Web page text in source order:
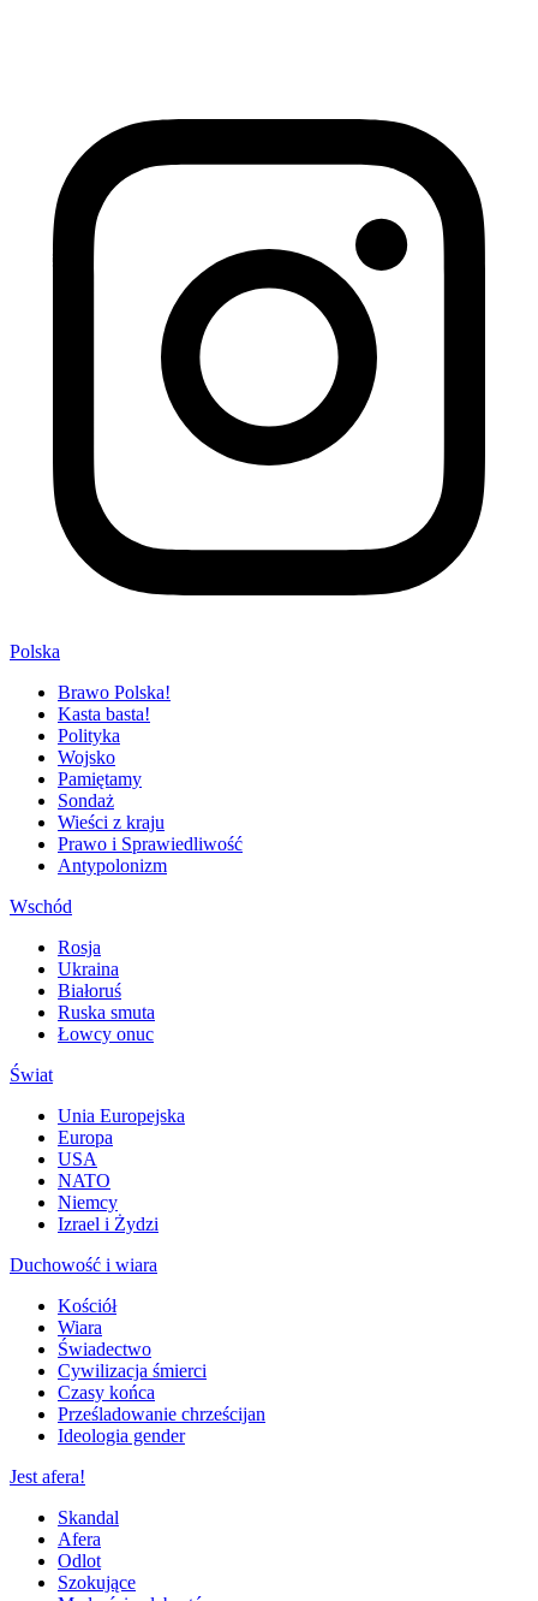
Polska
Brawo Polska!
Kasta basta!
Polityka
Wojsko
Pamiętamy
Sondaż
Wieści z kraju
Prawo i Sprawiedliwość
Antypolonizm
Wschód
Rosja
Ukraina
Białoruś
Ruska smuta
Łowcy onuc
Świat
Unia Europejska
Europa
USA
NATO
Niemcy
Izrael i Żydzi
Duchowość i wiara
Kościół
Wiara
Świadectwo
Cywilizacja śmierci
Czasy końca
Prześladowanie chrześcijan
Ideologia gender
Jest afera!
Skandal
Afera
Odlot
Szokujące